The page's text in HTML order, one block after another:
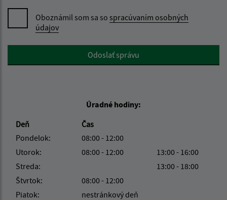
Oboznámil som sa so spracúvaním osobných
údajov
Google reCaptcha ResponseOdoslať správu
Úradné hodiny:
Deň
Čas
Pondelok:
08:00 - 12:00
Utorok:
08:00 - 12:00
13:00 - 16:00
Streda:
13:00 - 18:00
Štvrtok:
08:00 - 12:00
Piatok:
nestránkový deň